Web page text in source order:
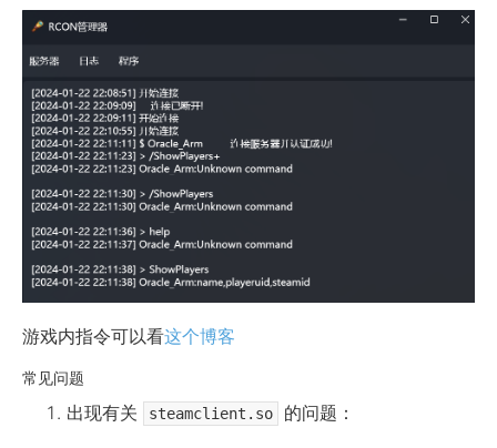
游戏内指令可以看这个博客
常见问题
出现有关 steamclient.so 的问题：